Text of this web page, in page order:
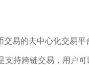
交易的去中心化交易
持跨链交易，用户